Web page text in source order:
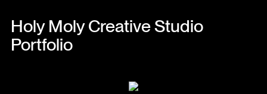
Holy Moly Creative Studio
Portfolio